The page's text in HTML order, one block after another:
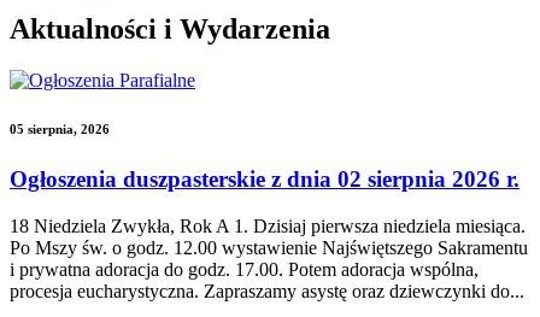
Aktualności i Wydarzenia
05 sierpnia, 2026
Ogłoszenia duszpasterskie z dnia 02 sierpnia 2026 r.
18 Niedziela Zwykła, Rok A 1. Dzisiaj pierwsza niedziela miesiąca.
Po Mszy św. o godz. 12.00 wystawienie Najświętszego Sakramentu
i prywatna adoracja do godz. 17.00. Potem adoracja wspólna,
procesja eucharystyczna. Zapraszamy asystę oraz dziewczynki do...